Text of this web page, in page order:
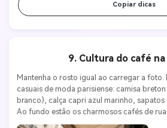
Copiar dicas
9. Cultura do café na
Mantenha o rosto igual ao carregar a foto.
casuais de moda parisiense: camisa
branco), calça capri azul marinho, sapatos
Ao fundo estão os charmosos cafés de rua
ao ar livre, ruas de paralelepípedos e